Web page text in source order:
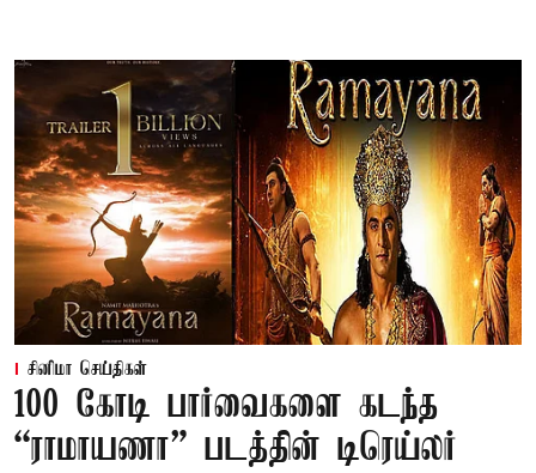
சினிமா செய்திகள்
100 கோடி பார்வைகளை கடந்த
“ராமாயணா” படத்தின் டிரெய்லர்